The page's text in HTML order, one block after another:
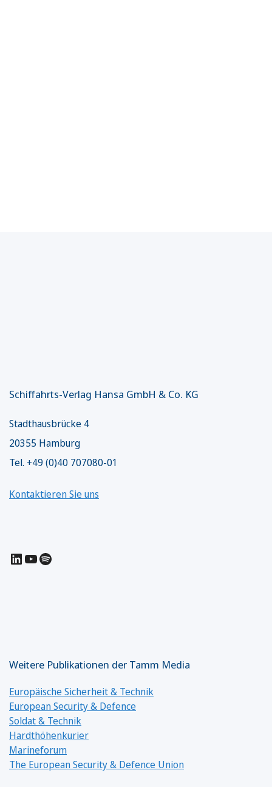
Schiffahrts-Verlag Hansa GmbH & Co. KG
Stadthausbrücke 4
20355 Hamburg
Tel. +49 (0)40 707080-01
Kontaktieren Sie uns
LinkedIn
YouTube
Spotify
Weitere Publikationen der Tamm Media
Europäische Sicherheit & Technik
European Security & Defence
Soldat & Technik
Hardthöhenkurier
Marineforum
The European Security & Defence Union